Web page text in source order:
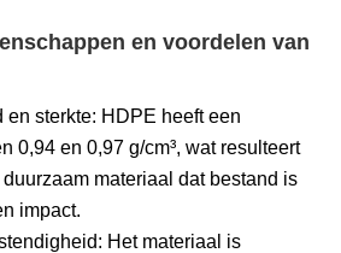
en voordelen van
en sterkte: HDPE heeft een
0,94 en 0,97 g/cm³, wat resulteert
materiaal dat bestand is
impact.
Het materiaal is